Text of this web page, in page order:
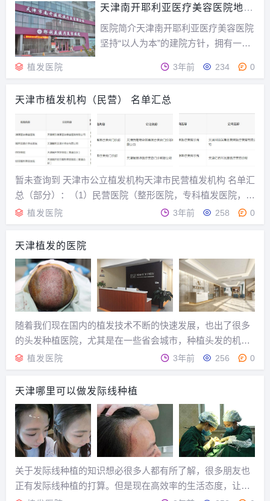
的植发理念，已为数十万发友解决了脱
发困扰，目前在北京、上海、天津、广
州等地成立...
天津南开耶利亚医疗美容医院地址
医院简介天津南开耶利亚医疗美容医院
坚持“以人为本”的建院方针，拥有一支
优秀医疗队伍。凭借着对植发手术过硬
验，为了帮助更多的脱发患者摆脱脱发
植发医院 3年前 234 0
天津市植发机构（民营） 名单汇总
暂未查询到 天津市公立植发机构天津市民营植发机构 名单汇
总（部分）：（1）民营医院（整形医院，专科植发医院，民
营综合医院）（2）民营门诊部（2）民营诊所总结：植发作
为整形手术，存在一定的医疗风险，因此在选择正规医疗机
构的基础上，还要 多家参考对比，主要从植...
植发医院 3年前 258 0
天津植发的医院
随着我们现在国内的植发技术不断的快速发展，也出了很多
的头发种植医院，尤其是在一些省会城市，种植头发的机构
都是比较多的，我们在选择上是要注意的，那么天津治疗脱
发的医院哪家好？植发医院应该怎么选呢？1、看规模，看是
否正规大气，心理上较起码能有个安全感；2、植发...
植发医院 3年前 256 0
天津哪里可以做发际线种植
关于发际线种植的知识想必很多人都有所了解，很多朋友也
正有发际线种植的打算。但是现在高效率的生活态度，让很